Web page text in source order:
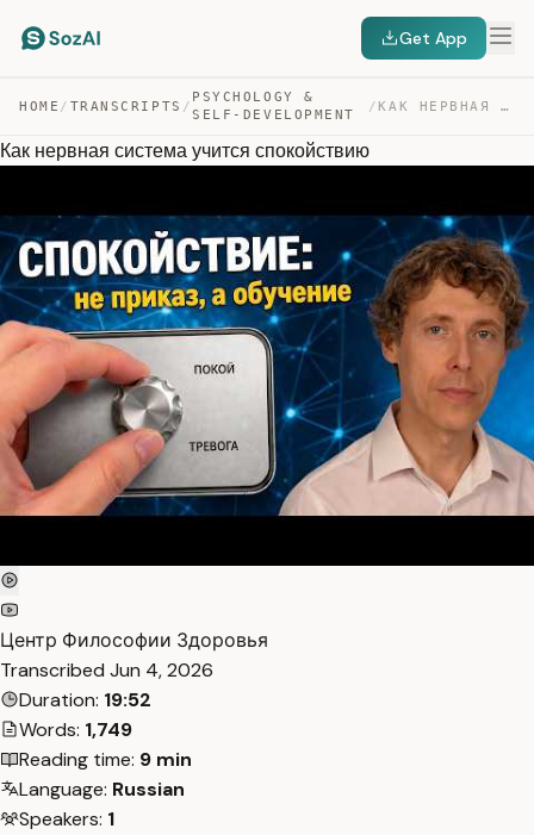
Get App
HOME / TRANSCRIPTS /
PSYCHOLOGY &
SELF-DEVELOPMENT
/ КАК НЕРВНАЯ СИСТЕМА УЧИТСЯ СПОКОЙСТВИЮ — TRANSCRIPT
Как нервная система учится спокойствию
Центр Философии Здоровья
Transcribed Jun 4, 2026
Duration: 19:52
Words: 1,749
Reading time: 9 min
Language: Russian
Speakers: 1